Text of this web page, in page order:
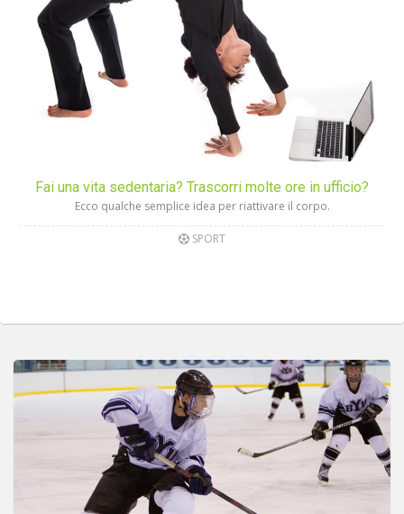
Fai una vita sedentaria? Trascorri molte ore in ufficio?
Ecco qualche semplice idea per riattivare il corpo.
SPORT